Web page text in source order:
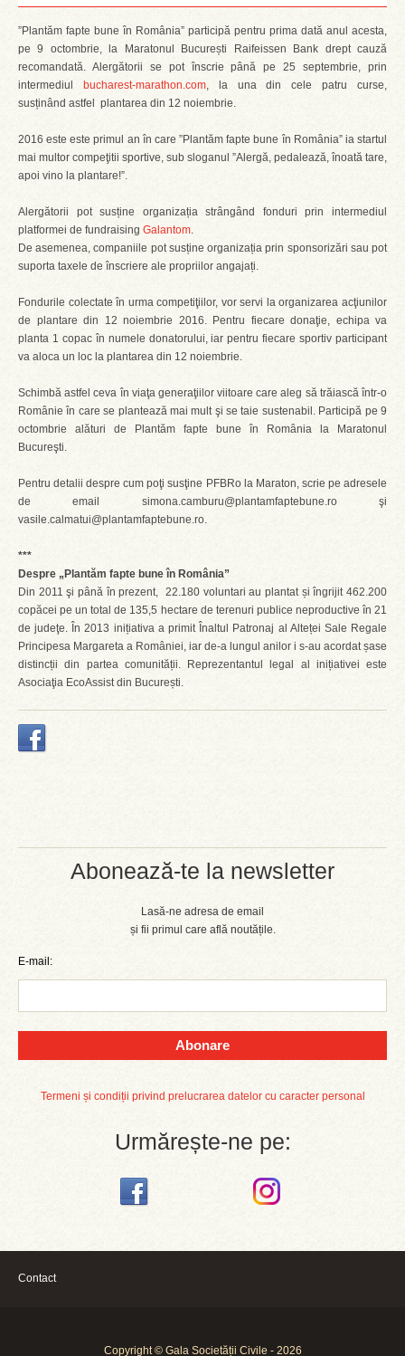
Abonează-te la newsletter
Lasă-ne adresa de email
și fii primul care află noutățile.
E-mail:
Abonare
Termeni și condiții privind prelucrarea datelor cu caracter personal
Urmărește-ne pe:
”Plantăm fapte bune în România” participă pentru prima dată anul acesta,
pe 9 octombrie, la Maratonul București Raifeissen Bank drept cauză
recomandată. Alergătorii se pot înscrie până pe 25 septembrie, prin
intermediul bucharest-marathon.com, la una din cele patru curse,
susținând astfel plantarea din 12 noiembrie.
2016 este este primul an în care ”Plantăm fapte bune în România” ia startul
mai multor compeţitii sportive, sub sloganul ”Alergă, pedalează, înoată tare,
apoi vino la plantare!”.
Alergătorii pot susține organizația strângând fonduri prin intermediul
platformei de fundraising Galantom.
De asemenea, companiile pot susține organizația prin sponsorizări sau pot
suporta taxele de înscriere ale propriilor angajați.
Fondurile colectate în urma competiţiilor, vor servi la organizarea acţiunilor
de plantare din 12 noiembrie 2016. Pentru fiecare donaţie, echipa va
planta 1 copac în numele donatorului, iar pentru fiecare sportiv participant
va aloca un loc la plantarea din 12 noiembrie.
Schimbă astfel ceva în viaţa generaţiilor viitoare care aleg să trăiască într-o
Românie în care se plantează mai mult şi se taie sustenabil. Participă pe 9
octombrie alături de Plantăm fapte bune în România la Maratonul
Bucureşti.
Pentru detalii despre cum poţi susţine PFBRo la Maraton, scrie pe adresele
de email simona.camburu@plantamfaptebune.ro şi
vasile.calmatui@plantamfaptebune.ro.
***
Despre „Plantăm fapte bune în România”
Din 2011 şi până în prezent, 22.180 voluntari au plantat și îngrijit 462.200
copăcei pe un total de 135,5 hectare de terenuri publice neproductive în 21
de judeţe. În 2013 inițiativa a primit Înaltul Patronaj al Alteței Sale Regale
Principesa Margareta a României, iar de-a lungul anilor i s-au acordat șase
distincții din partea comunității. Reprezentantul legal al inițiativei este
Asociaţia EcoAssist din București.
Contact
Copyright © Gala Societății Civile - 2026